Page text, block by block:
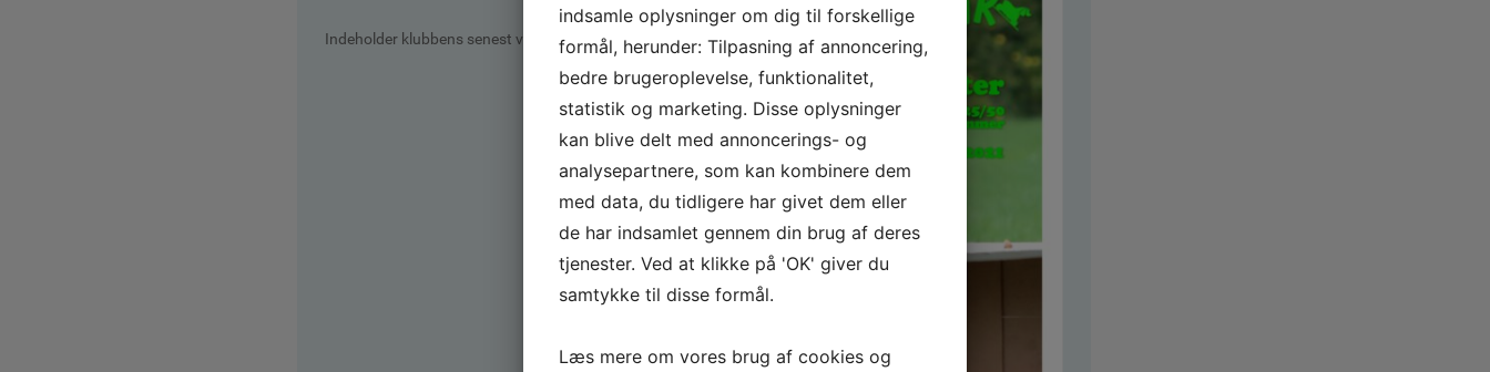
Indeholder klubbens senest vedtagne vedtægter.
indsamle oplysninger om dig til forskellige
formål, herunder: Tilpasning af annoncering,
bedre brugeroplevelse, funktionalitet,
statistik og marketing. Disse oplysninger
kan blive delt med annoncerings- og
analysepartnere, som kan kombinere dem
med data, du tidligere har givet dem eller
de har indsamlet gennem din brug af deres
tjenester. Ved at klikke på 'OK' giver du
samtykke til disse formål.
Læs mere om vores brug af cookies og